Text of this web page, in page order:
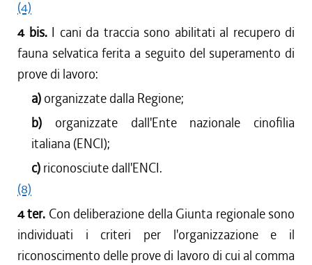
dal 01/04/2010 al 07/07/2010
dal 01/01/2010 al 31/03/2010
dal 06/08/2009 al 31/12/2009
dal 30/07/2009 al 05/08/2009
dal 04/06/2009 al 29/07/2009
dal 01/04/2009 al 03/06/2009
dal 03/04/2008 al 31/03/2009
(4)
4 bis. I cani da traccia sono abilitati al recupero di
fauna selvatica ferita a seguito del superamento di
prove di lavoro:
a) organizzate dalla Regione;
b) organizzate dall'Ente nazionale cinofilia
italiana (ENCI);
c) riconosciute dall'ENCI.
(8)
4 ter. Con deliberazione della Giunta regionale sono
individuati i criteri per l'organizzazione e il
riconoscimento delle prove di lavoro di cui al comma